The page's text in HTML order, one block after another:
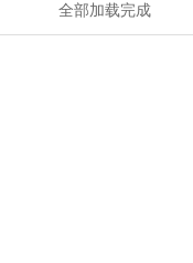
全部加载完成